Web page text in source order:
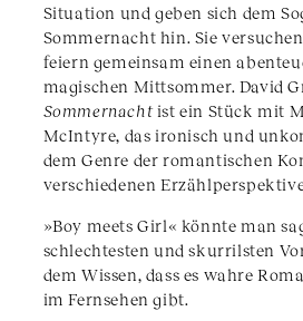
Situation und geben sich dem
Sommernacht hin. Sie
feiern gemeinsam einen
magischen Mittsommer. David
Sommernachtist ein Stück mit
McIntyre, das ironisch und
dem Genre der romantischen
verschiedenen
»Boy meets Girl« könnte man
schlechtesten und skurrilsten
dem Wissen, dass es wahre
im Fernsehen gibt.